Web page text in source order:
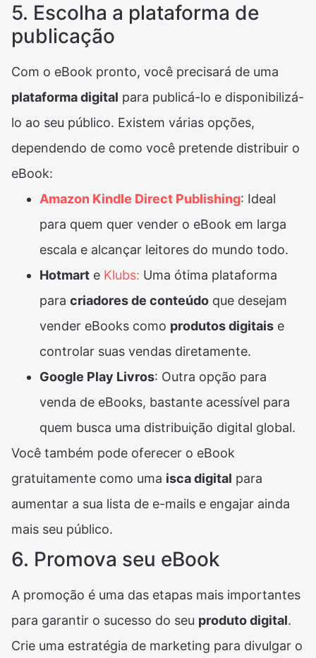
5. Escolha a plataforma de
publicação
Com o eBook pronto, você precisará de uma
plataforma digital para publicá-lo e disponibilizá-
lo ao seu público. Existem várias opções,
dependendo de como você pretende distribuir o
eBook:
Amazon Kindle Direct Publishing: Ideal
para quem quer vender o eBook em larga
escala e alcançar leitores do mundo todo.
Hotmart e Klubs: Uma ótima plataforma
para criadores de conteúdo que desejam
vender eBooks como produtos digitais e
controlar suas vendas diretamente.
Google Play Livros: Outra opção para
venda de eBooks, bastante acessível para
quem busca uma distribuição digital global.
Você também pode oferecer o eBook
gratuitamente como uma isca digital para
aumentar a sua lista de e-mails e engajar ainda
mais seu público.
6. Promova seu eBook
A promoção é uma das etapas mais importantes
para garantir o sucesso do seu produto digital.
Crie uma estratégia de marketing para divulgar o